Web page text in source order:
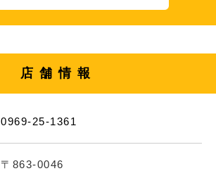
店舗情報
0969-25-1361
〒863-0046